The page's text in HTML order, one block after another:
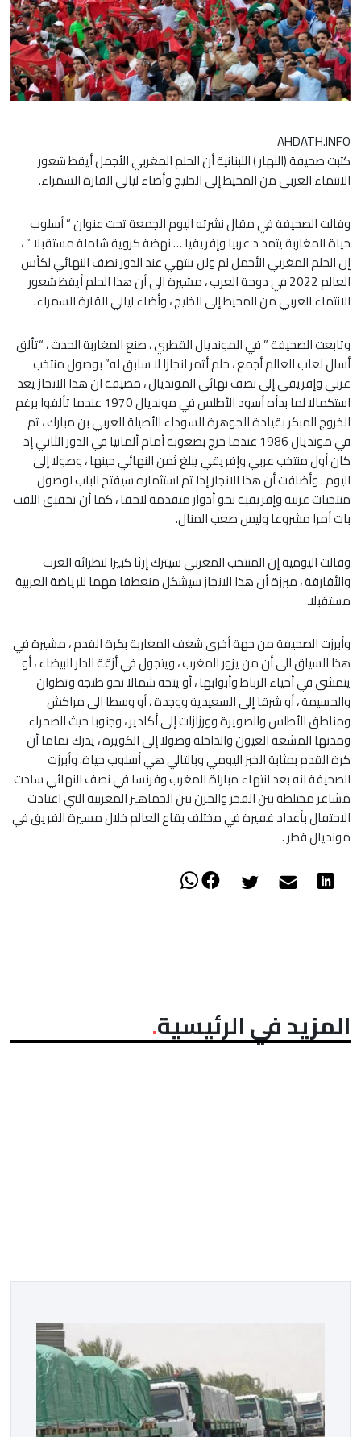
AHDATH.INFO
كتبت صحيفة (النهار ) اللبنانية أن الحلم المغربي الأجمل أيقظ شعور
الانتماء العربي من المحيط إلى الخليج وأضاء ليالي القارة السمراء.
وقالت الصحيفة في مقال نشرته اليوم الجمعة تحت عنوان ” أسلوب
حياة المغاربة يتمد د عربيا وإفريقيا … نهضة كروية شاملة مستقبلا ” ،
إن الحلم المغربي الأجمل لم ولن ينتهي عند الدور نصف النهائي لكأس
العالم 2022 في دوحة العرب ، مشيرة الى أن هذا الحلم أيقظ شعور
الانتماء العربي من المحيط إلى الخليج ، وأضاء ليالي القارة السمراء.
وتابعت الصحيفة ” في المونديال القطري ، صنع المغاربة الحدث ، “تألق
أسال لعاب العالم أجمع ، حلم أثمر انجازا لا سابق له” بوصول منتخب
عربي وإفريقي إلى نصف نهائي المونديال ، مضيفة ان هذا الانجاز يعد
استكمالا لما بدأه أسود الأطلس في مونديال 1970 عندما تألقوا برغم
الخروج المبكر بقيادة الجوهرة السوداء الأصيلة العربي بن مبارك ، ثم
في مونديال 1986 عندما خرج بصعوبة أمام ألمانيا في الدور الثاني إذ
كان أول منتخب عربي وإفريقي يبلغ ثمن النهائي حينها ، وصولا إلى
اليوم . وأضافت أن هذا الانجاز إذا تم استثماره سيفتح الباب لوصول
منتخبات عربية وإفريقية نحو أدوار متقدمة لاحقا ، كما أن تحقيق اللقب
بات أمرا مشروعا وليس صعب المنال.
وقالت اليومية إن المنتخب المغربي سيترك إرثا كبيرا لنظرائه العرب
والأفارقة ، مبرزة أن هذا الانجاز سيشكل منعطفا مهما للرياضة العربية
مستقبلا.
وأبرزت الصحيفة من جهة أخرى شغف المغاربة بكرة القدم ، مشيرة في
هذا السياق الى أن من يزور المغرب ، ويتجول في أزقة الدار البيضاء ، أو
يتمشى في أحياء الرباط وأبوابها ، أو يتجه شمالا نحو طنجة وتطوان
والحسيمة ، أو شرقا إلى السعيدية ووجدة ، أو وسطا الى مراكش
ومناطق الأطلس والصويرة وورزازات إلى أكادير ، وجنوبا حيث الصحراء
ومدنها المشعة العيون والداخلة وصولا إلى الكويرة ، يدرك تماما أن
كرة القدم بمثابة الخبز اليومي وبالتالي هي أسلوب حياة. وأبرزت
الصحيفة انه بعد انتهاء مباراة المغرب وفرنسا في نصف النهائي سادت
مشاعر مختلطة بين الفخر والحزن بين الجماهير المغربية التي اعتادت
الاحتفال بأعداد غفيرة في مختلف بقاع العالم خلال مسيرة الفريق في
مونديال قطر .
المزيد في الرئيسية